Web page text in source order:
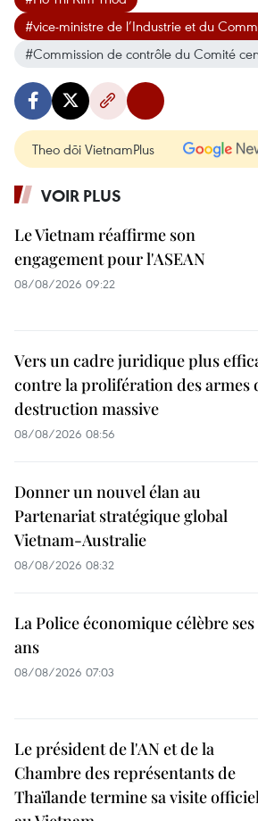
#vice-ministre de l’Industrie et du
#Commission de contrôle du Comité
Theo dõi VietnamPlus
VOIR PLUS
Le Vietnam réaffirme son
engagement pour l'ASEAN
08/08/2026 09:22
Vers un cadre juridique plus
contre la prolifération des armes
destruction massive
08/08/2026 08:56
Donner un nouvel élan au
Partenariat stratégique global
Vietnam-Australie
08/08/2026 08:32
La Police économique célèbre ses
ans
08/08/2026 07:03
Le président de l'AN et de la
Chambre des représentants de
Thaïlande termine sa visite